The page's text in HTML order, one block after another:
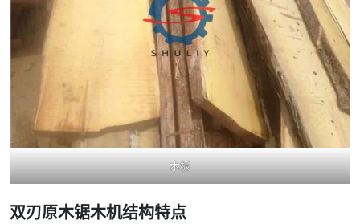
木板
双刃原木锯木机结构特点